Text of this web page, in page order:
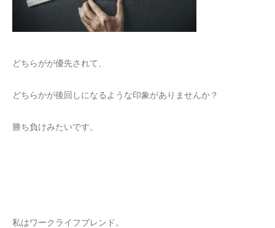
どちらがが優先されて、
どちらかが後回しになるような印象がありませんか？
勝ち負けみたいです。
私はワークライフブレンド。